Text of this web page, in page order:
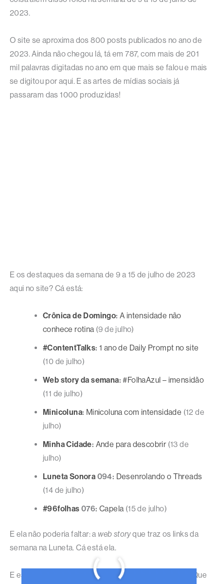
2023.
O site se aproxima dos 800 posts publicados no ano de
2023. Ainda não chegou lá, tá em 787, com mais de 201
mil palavras digitadas no ano em que mais se falou e mais
se digitou por aqui. E as artes de mídias sociais já
passaram das 1000 produzidas!
E os destaques da semana de 9 a 15 de julho de 2023
aqui no site? Cá está:
Crônica de Domingo: A intensidade não
conhece rotina (9 de julho)
#ContentTalks: 1 ano de Daily Prompt no site
(10 de julho)
Web story da semana: #FolhaAzul – imensidão
(11 de julho)
Minicoluna: Minicoluna com intensidade (12 de
julho)
Minha Cidade: Ande para descobrir(13 de
julho)
Luneta Sonora 094: Desenrolando o Threads
(14 de julho)
#96folhas 076:Capela (15 de julho)
E ela não poderia faltar: a web storyque traz os links da
semana na Luneta. Cá está ela.
E esta foi mais uma semana concluída com sucesso! Que